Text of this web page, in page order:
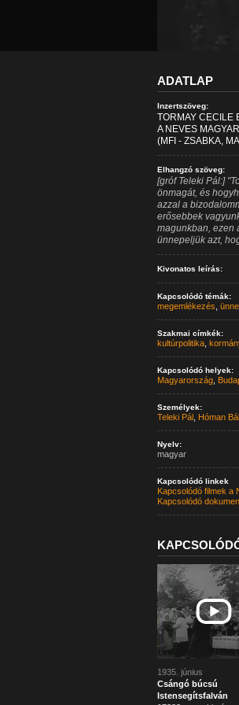
ADATLAP
Inzertszöveg:
TORMAY CECILE
A NEVES
(MFI - ZSABKA,
Elhangzó szöveg:
[gróf Teleki Pál:]
önmagát, és
azzal a
erősebbek
magunkban, ezen
ünnepeljük azt,
Kivonatos leírás:
Kapcsolódó témák:
megemlékezés
Szakmai címkék:
kultúrpolitika,
Kapcsolódó helyek:
Magyarország,
Személyek:
Teleki Pál, Hóman
Nyelv:
magyar
Kapcsolódó linkek
Kapcsolódó filmek a
Kapcsolódó
1935. június
Csángó búcsú
Istensegítsfalván